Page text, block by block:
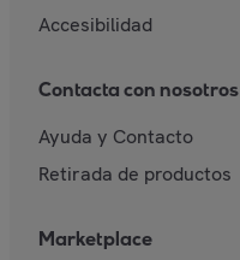
Accesibilidad
Contacta con nosotros
Ayuda y Contacto
Retirada de productos
Marketplace